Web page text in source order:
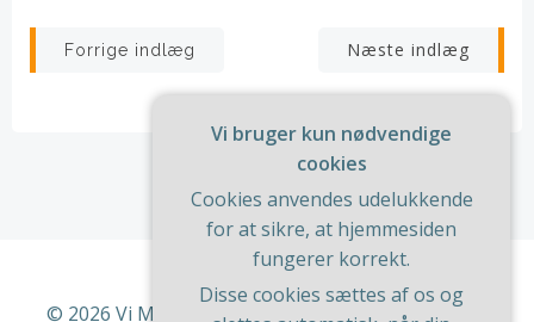
Indlægsnavigation
Forrige indlæg Næste indlæg
© 2026 Vi Med Hus Og Have. Bygget ved at bruge
Vi bruger kun nødvendige
cookies
Cookies anvendes udelukkende
for at sikre, at hjemmesiden
fungerer korrekt.
Disse cookies sættes af os og